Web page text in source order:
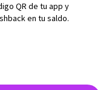
QR de tu app y
en tu saldo.